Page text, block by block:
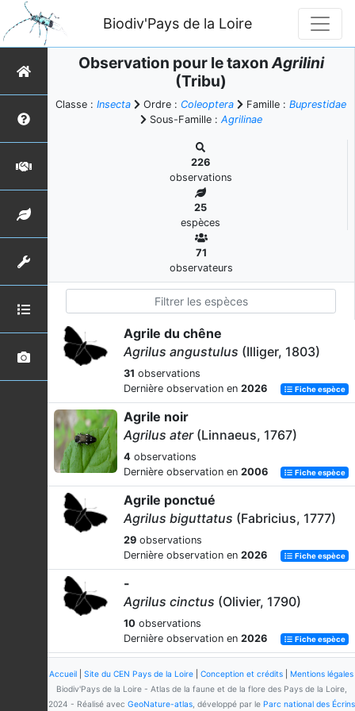
Biodiv'Pays de la Loire
Observation pour le taxonAgrilini
(Tribu)
Classe : Insecta Ordre : Coleoptera Famille : Buprestidae
Sous-Famille : Agrilinae
226
observations
25
espèces
71
observateurs
Agrile du chêne
Agrilus angustulus (Illiger, 1803)
31 observations
Dernière observation en 2026 Fiche espèce
Agrile noir
Agrilus ater(Linnaeus, 1767)
4 observations
Dernière observation en 2006 Fiche espèce
Agrile ponctué
Agrilus biguttatus (Fabricius, 1777)
29 observations
Dernière observation en 2026 Fiche espèce
-
Agrilus cinctus (Olivier, 1790)
10 observations
Dernière observation en 2026 Fiche espèce
-
Agrilus convexicollisRedtenbacher,
1849
Accueil Site du CEN Pays de la Loire Conception et crédits
Mentions légales
Biodiv'Pays de la Loire - Atlas de la faune et de la flore des Pays de la Loire,
2024 - Réalisé avec GeoNature-atlas, développé par le Parc national des Écrins